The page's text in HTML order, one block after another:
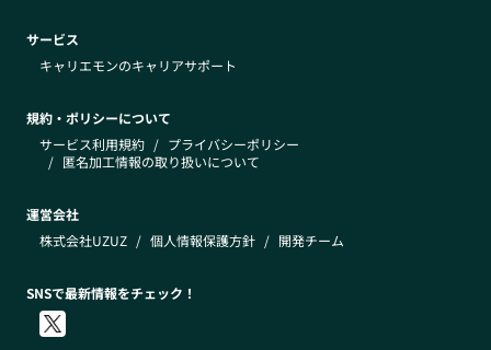
サービス
キャリエモンのキャリアサポート
規約・ポリシーについて
サービス利用規約 / プライバシーポリシー
/ 匿名加工情報の取り扱いについて
運営会社
株式会社UZUZ / 個人情報保護方針 / 開発チーム
SNSで最新情報をチェック！